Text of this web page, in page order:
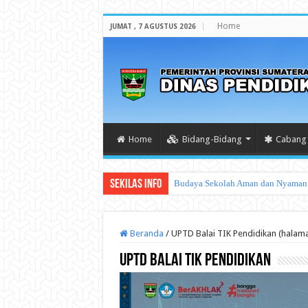
JUMAT , 7 AGUSTUS 2026 Home
Home Bidang-Bidang Cabang
Sekilas Info Tata Car
Beranda / UPTD Balai TIK Pendidikan
UPTD Balai TIK Pendidikan